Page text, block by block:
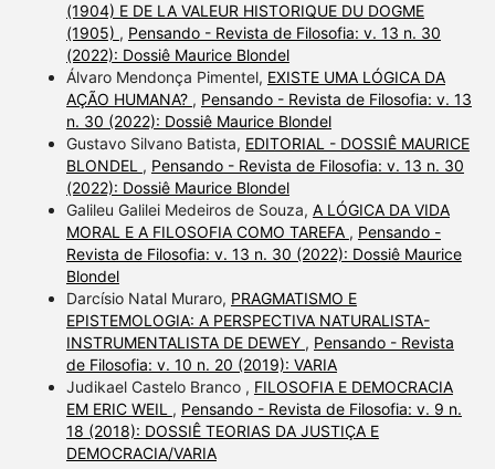
(1904) E DE LA VALEUR HISTORIQUE DU DOGME
(1905) , Pensando - Revista de Filosofia: v. 13 n. 30
(2022): Dossiê Maurice Blondel
Álvaro Mendonça Pimentel, EXISTE UMA LÓGICA DA
AÇÃO HUMANA? , Pensando - Revista de Filosofia: v. 13
n. 30 (2022): Dossiê Maurice Blondel
Gustavo Silvano Batista, EDITORIAL - DOSSIÊ MAURICE
BLONDEL , Pensando - Revista de Filosofia: v. 13 n. 30
(2022): Dossiê Maurice Blondel
Galileu Galilei Medeiros de Souza, A LÓGICA DA VIDA
MORAL E A FILOSOFIA COMO TAREFA , Pensando -
Revista de Filosofia: v. 13 n. 30 (2022): Dossiê Maurice
Blondel
Darcísio Natal Muraro, PRAGMATISMO E
EPISTEMOLOGIA: A PERSPECTIVA NATURALISTA-
INSTRUMENTALISTA DE DEWEY , Pensando - Revista
de Filosofia: v. 10 n. 20 (2019): VARIA
Judikael Castelo Branco , FILOSOFIA E DEMOCRACIA
EM ERIC WEIL , Pensando - Revista de Filosofia: v. 9 n.
18 (2018): DOSSIÊ TEORIAS DA JUSTIÇA E
DEMOCRACIA/VARIA